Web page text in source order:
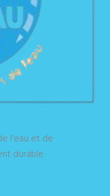
l'eau et de
durable